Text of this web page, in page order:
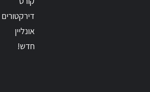
דירקטורים
אונליין
חדש!